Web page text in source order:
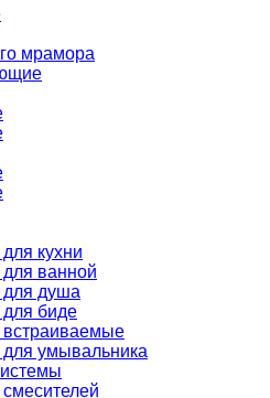
мрамора
кухни
ванной
душа
биде
умывальника